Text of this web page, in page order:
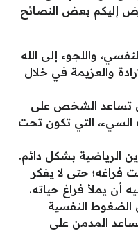
إليكم بعض النصائح
واللجوء إلى الله
والعزيمة في خلال
تساعد الشخص على
السيء، التي تكون تحت
الرياضية بشكل دائم.
فراغه؛ حتى لا يفكر
أن يملأ فراغ حياته.
الضغوط النفسية
المدمن على